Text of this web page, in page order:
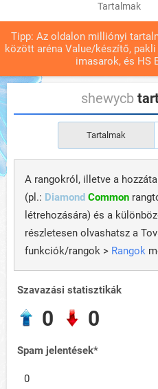
Tartalmak
Tipp: Az oldalon milliónyi
között aréna Value/készítő,
imasarok, és HS
shewycb
Tartalmak
A rangokról, illetve a
(pl.: Diamond Common
létrehozására) és a
részletesen olvashatsz a
funkciók/rangok > Rangok
Szavazási statisztikák
0 0
Spam jelentések*
0